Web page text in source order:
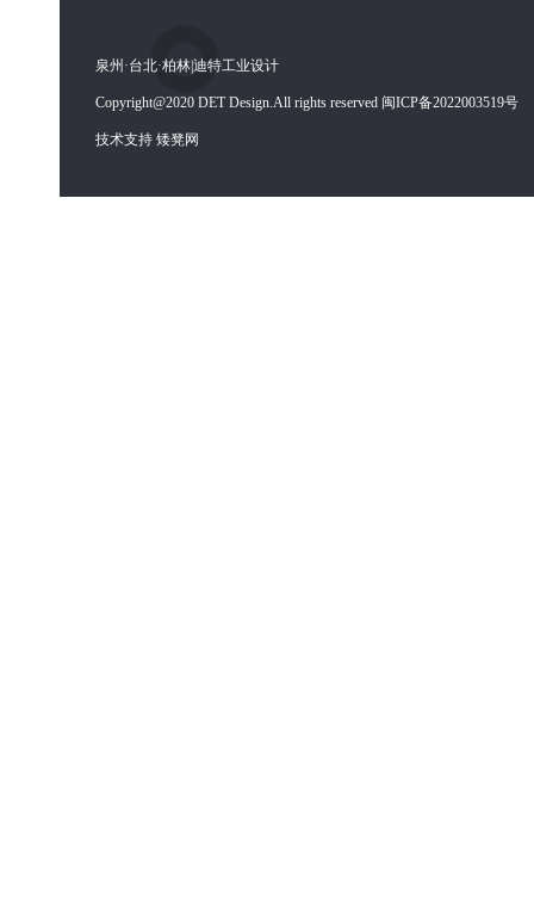
泉州·台北·柏林|迪特工业设计
Copyright@2020 DET Design.All rights reserved 闽ICP备2022003519号
技术支持 矮凳网